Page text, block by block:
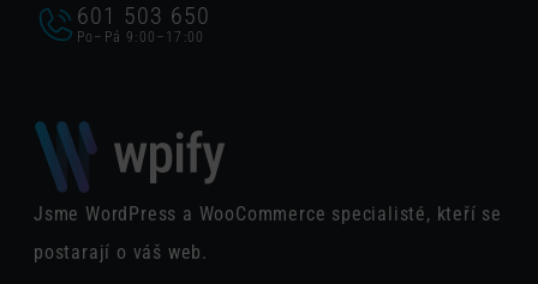
601 503 650
Po–Pá 9:00–17:00
Jsme WordPress a WooCommerce specialisté, kteří se
postarají o váš web.